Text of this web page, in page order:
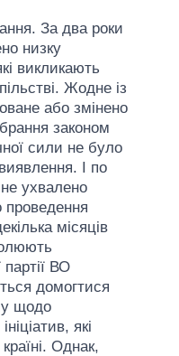
За два роки
низку
викликають
Жодне із
або змінено
законом
сили не було
І по
ухвалено
проведення
місяців
партії ВО
домогтися
щодо
які
Однак,